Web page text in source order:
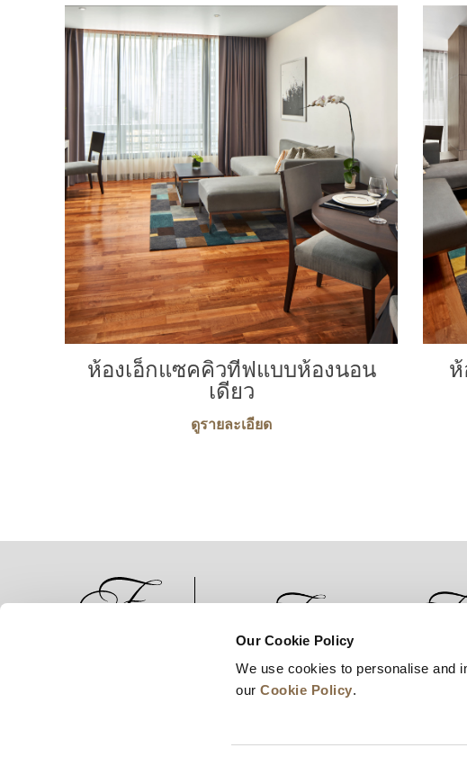
Our Cookie Policy
We use cookies to personalise and
ourCookie Policy.
ห้องเอ็กแซคคิวทีฟแบบห้องนอน
เดียว
ดูรายละเอียด
ห้
สิ่งแวดล้อม การพัฒนาธุรกิจ